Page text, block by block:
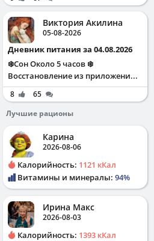
Виктория Акилина
05-08-2026
Дневник питания за 04.08.2026
❄️Сон Около 5 часов ❄️
Восстановление из приложени...
8
65
Лучшие рационы
Карина
2026-08-06
Калорийность: 1121 кКал
Витамины и минералы: 94%
Ирина Макс
2026-08-03
Калорийность: 1393 кКал